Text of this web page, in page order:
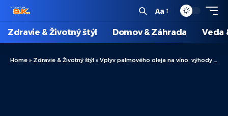
Aa
Zdravie & Životný štýl Domov & Záhrada Veda
Home » Zdravie & Životný štýl » Vplyv palmového oleja na víno: výhody a nevýhody, ktoré by ste mali poznať